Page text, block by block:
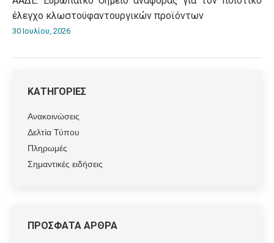
έλεγχο κλωστοϋφαντουργικών προϊόντων
30 Ιουλίου, 2026
ΚΑΤΗΓΟΡΙΕΣ
Ανακοινώσεις
Δελτία Τύπου
Πληρωμές
Σημαντικές ειδήσεις
ΠΡΟΣΦΑΤΑ ΑΡΘΡΑ